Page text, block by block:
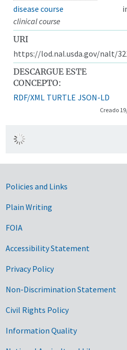
disease course
clinical course
URI
https://lod.nal.usda.gov/nalt/
DESCARGUE ESTE
CONCEPTO:
RDF/XML TURTLE JSON-LD
Creado
Government
Policies and Links
Plain Writing
FOIA
Accessibility Statement
Privacy Policy
Non-Discrimination Statement
Civil Rights Policy
Information Quality